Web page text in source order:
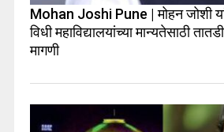
Mohan Joshi Pune | मोहन जोशी
विधी महाविद्यालयांच्या मान्यतेसाठी
मागणी